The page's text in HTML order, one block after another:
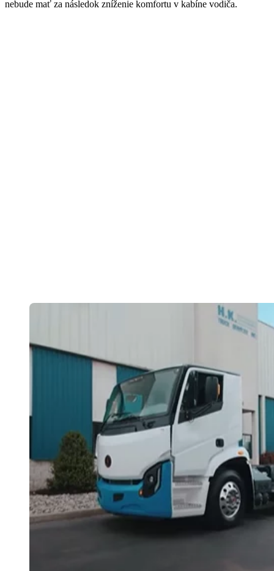
nebude mať za následok zníženie komfortu v kabíne vodiča.